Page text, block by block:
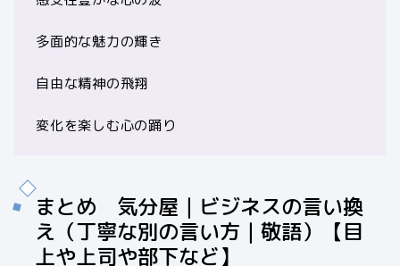
多面的な魅力の輝き
自由な精神の飛翔
変化を楽しむ心の踊り
まとめ 気分屋｜ビジネスの言い換
え（丁寧な別の言い方｜敬語）【目
上や上司や部下など】